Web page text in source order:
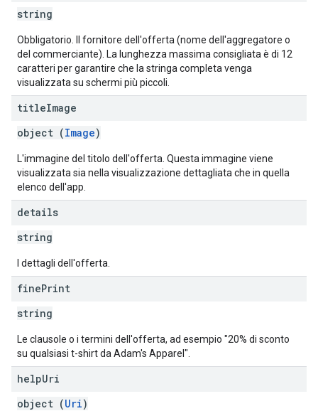
string
Obbligatorio. Il fornitore dell'offerta (nome dell'aggregatore o
del commerciante). La lunghezza massima consigliata è di 12
caratteri per garantire che la stringa completa venga
visualizzata su schermi più piccoli.
titleImage
object (Image)
L'immagine del titolo dell'offerta. Questa immagine viene
visualizzata sia nella visualizzazione dettagliata che in quella
elenco dell'app.
details
string
I dettagli dell'offerta.
finePrint
string
Le clausole o i termini dell'offerta, ad esempio "20% di sconto
su qualsiasi t-shirt da Adam's Apparel".
helpUri
object (Uri)